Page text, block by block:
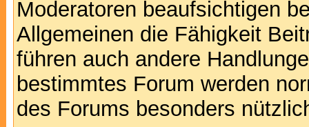
Moderatoren beaufsichtigen
Allgemeinen die Fähigkeit
führen auch andere
bestimmtes Forum werden
des Forums besonders